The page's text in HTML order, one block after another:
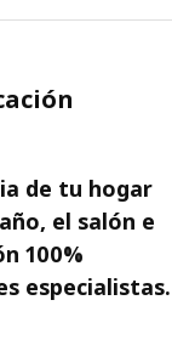
de tu hogar
el salón e
100%
especialistas.